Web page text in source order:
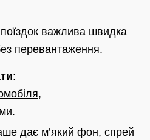
важлива швидка
перевантаження.
:
,
.
дає м’який фон, спрей